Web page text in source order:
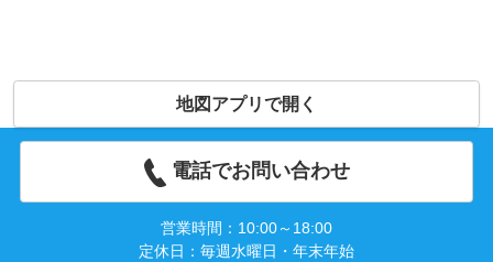
地図アプリで開く
電話でお問い合わせ
営業時間：10:00～18:00
定休日：毎週水曜日・年末年始